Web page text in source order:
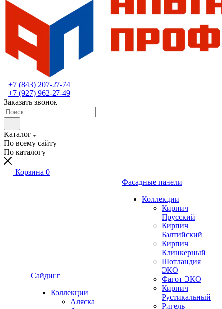
+7 (843) 207-27-74
+7 (927) 962-27-49
Заказать звонок
Каталог
По всему сайту
По каталогу
Корзина 0
Сайдинг
Коллекции
Аляска
Фасадные панели
Коллекции
Кирпич
Прусский
Кирпич
Балтийский
Кирпич
Клинкерный
Шотландия
ЭКО
Фагот ЭКО
Кирпич
Рустикальный
Ригель